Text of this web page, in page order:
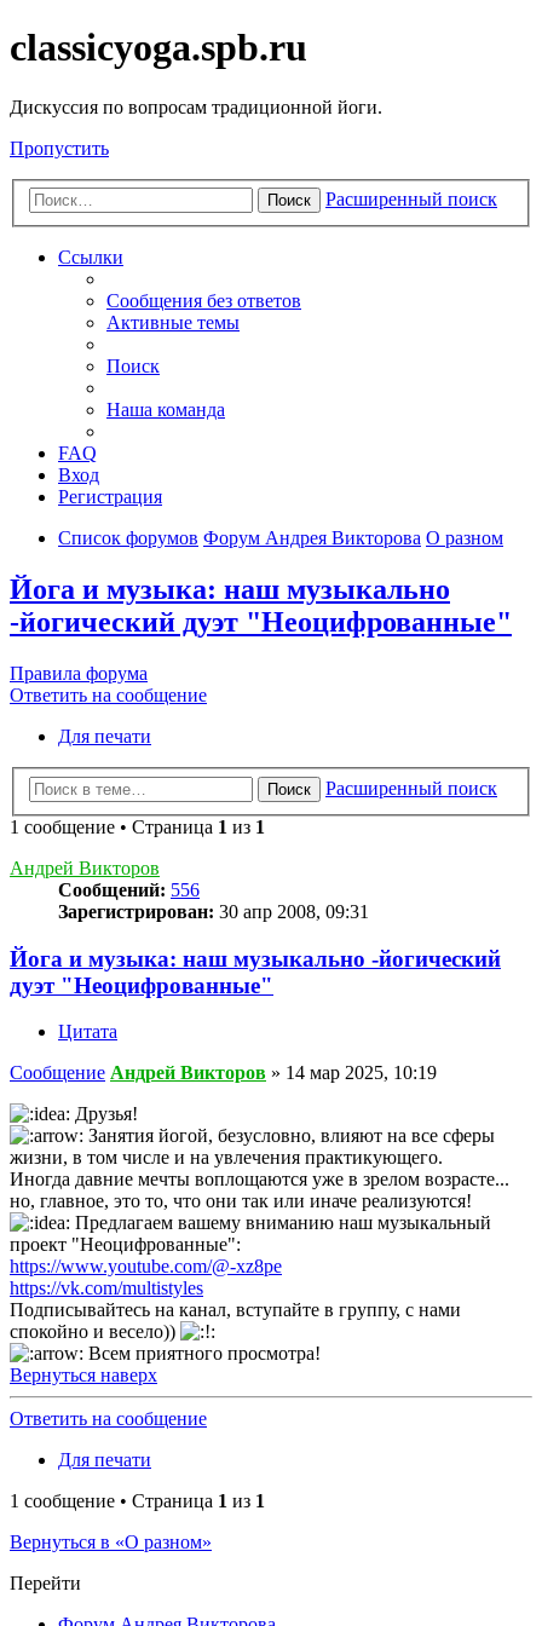
classicyoga.spb.ru
Дискуссия по вопросам традиционной йоги.
Пропустить
Поиск Расширенный поиск
Ссылки
Сообщения без ответов
Активные темы
Поиск
Наша команда
FAQ
Вход
Регистрация
Список форумов Форум Андрея Викторова О разном
Йога и музыка: наш музыкально
-йогический дуэт "Неоцифрованные"
Правила форума
Ответить на сообщение
Для печати
Поиск
Расширенный поиск
1 сообщение • Страница 1 из 1
Андрей Викторов
Сообщений: 556
Зарегистрирован: 30 апр 2008, 09:31
Йога и музыка: наш музыкально -йогический
дуэт "Неоцифрованные"
Цитата
Сообщение Андрей Викторов » 14 мар 2025, 10:19
Друзья!
Занятия йогой, безусловно, влияют на все сферы
жизни, в том числе и на увлечения практикующего.
Иногда давние мечты воплощаются уже в зрелом возрасте...
но, главное, это то, что они так или иначе реализуются!
Предлагаем вашему вниманию наш музыкальный
проект "Неоцифрованные":
https://www.youtube.com/@-xz8pe
https://vk.com/multistyles
Подписывайтесь на канал, вступайте в группу, с нами
спокойно и весело))
Всем приятного просмотра!
Вернуться наверх
Ответить на сообщение
Для печати
1 сообщение • Страница 1 из 1
Вернуться в «О разном»
Перейти